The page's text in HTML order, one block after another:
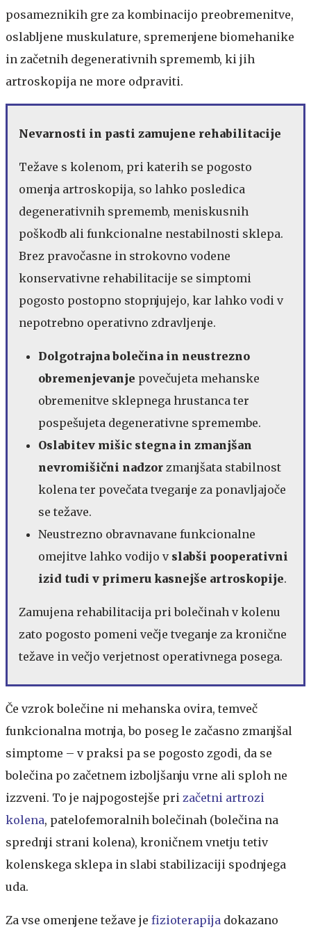
posameznikih gre za kombinacijo preobremenitve,
oslabljene muskulature, spremenjene biomehanike
in začetnih degenerativnih sprememb, ki jih
artroskopija ne more odpraviti.
Nevarnosti in pasti zamujene rehabilitacije
Težave s kolenom, pri katerih se pogosto
omenja artroskopija, so lahko posledica
degenerativnih sprememb, meniskusnih
poškodb ali funkcionalne nestabilnosti sklepa.
Brez pravočasne in strokovno vodene
konservativne rehabilitacije se simptomi
pogosto postopno stopnjujejo, kar lahko vodi v
nepotrebno operativno zdravljenje.
Dolgotrajna bolečina in neustrezno
obremenjevanje povečujeta mehanske
obremenitve sklepnega hrustanca ter
pospešujeta degenerativne spremembe.
Oslabitev mišic stegna in zmanjšan
nevromišični nadzor zmanjšata stabilnost
kolena ter povečata tveganje za ponavljajoče
se težave.
Neustrezno obravnavane funkcionalne
omejitve lahko vodijo v slabši pooperativni
izid tudi v primeru kasnejše artroskopije.
Zamujena rehabilitacija pri bolečinah v kolenu
zato pogosto pomeni večje tveganje za kronične
težave in večjo verjetnost operativnega posega.
Če vzrok bolečine ni mehanska ovira, temveč
funkcionalna motnja, bo poseg le začasno zmanjšal
simptome – v praksi pa se pogosto zgodi, da se
bolečina po začetnem izboljšanju vrne ali sploh ne
izzveni. To je najpogostejše pri začetni artrozi
kolena, patelofemoralnih bolečinah (bolečina na
sprednji strani kolena), kroničnem vnetju tetiv
kolenskega sklepa in slabi stabilizaciji spodnjega
uda.
Za vse omenjene težave je fizioterapija dokazano